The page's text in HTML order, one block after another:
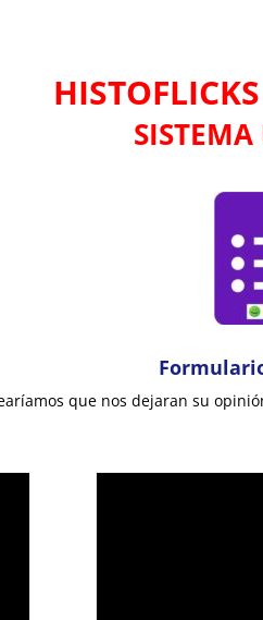
que nos dejaran su